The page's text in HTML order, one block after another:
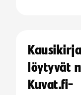
löytyvät
Kuvat.fi-